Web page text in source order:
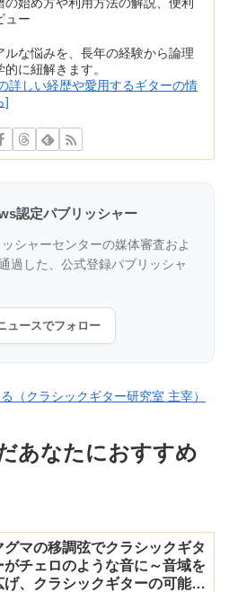
ュー
ルな悩みを、長年の経験から論理
に紐解きます。
詳しい経歴や愛用するギターの情
]
認定パブリッシャー
シャーセンターの媒体審査およ
過した、公式登録パブリッシャ
ュースでフォロー
（クラシックギター研究室 主宰）
あなたにおすすめ
グマの移調弦でクラシックギタ
がチェロのような音に～音域を
げ、クラシックギターの可能性